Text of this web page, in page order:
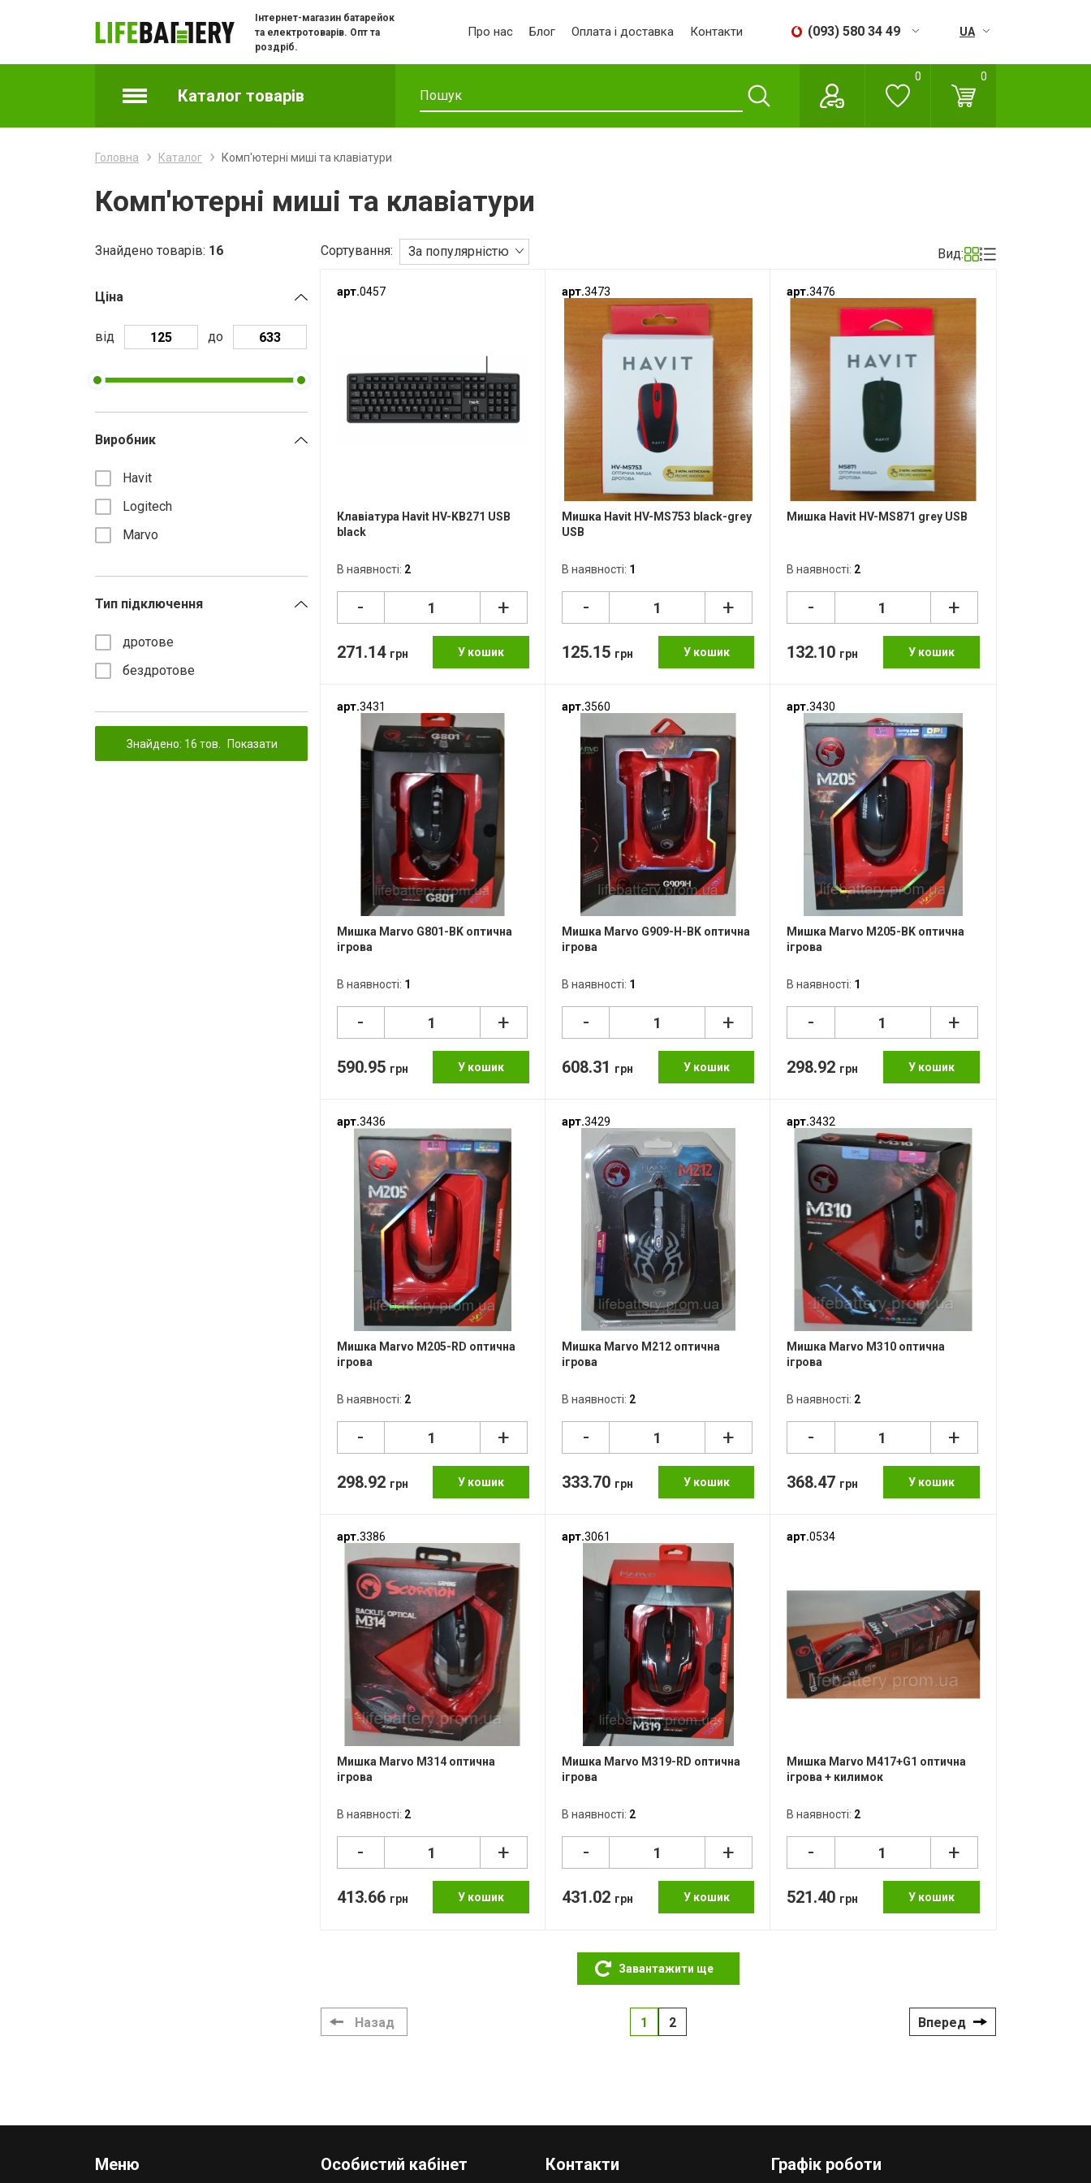
Інтернет-магазин батарейок
та електротоварів. Опт та
роздріб.
Про нас Блог Оплата і доставка Контакти (093) 580 34 49
Пн - Сб:
09:00 - 18:00
Нд: Вихідний
UA
Каталог товарів
Батарейки
Кабелі
Всі розділи
0 0
Головна Каталог Комп'ютерні миші та клавіатури
Комп'ютерні миші та клавіатури
Знайдено товарів: 16 Сортування: За популярністю Вид:
Ціна
від до
Виробник
Havit
Logitech
Marvo
Тип підключення
дротове
бездротове
Знайдено: 16 тов. Показати
арт.0457
Клавіатура Havit HV-KB271 USB
black
В наявності: 2
- +
271.14 грн У кошик
арт.3473
Мишка Havit HV-MS753 black-grey
USB
В наявності: 1
- +
125.15 грн У кошик
арт.3476
Мишка Havit HV-MS871 grey USB
В наявності: 2
- +
132.10 грн У кошик
арт.3431
Мишка Marvo G801-BK оптична
ігрова
В наявності: 1
- +
590.95 грн У кошик
арт.3560
Мишка Marvo G909-H-BK оптична
ігрова
В наявності: 1
- +
608.31 грн У кошик
арт.3430
Мишка Marvo M205-BK оптична
ігрова
В наявності: 1
- +
298.92 грн У кошик
арт.3436
Мишка Marvo M205-RD оптична
ігрова
В наявності: 2
- +
298.92 грн У кошик
арт.3429
Мишка Marvo M212 оптична
ігрова
В наявності: 2
- +
333.70 грн У кошик
арт.3432
Мишка Marvo M310 оптична
ігрова
В наявності: 2
- +
368.47 грн У кошик
арт.3386
Мишка Marvo M314 оптична
ігрова
В наявності: 2
- +
413.66 грн У кошик
арт.3061
Мишка Marvo M319-RD оптична
ігрова
В наявності: 2
- +
431.02 грн У кошик
арт.0534
Мишка Marvo M417+G1 оптична
ігрова + килимок
В наявності: 2
- +
521.40 грн У кошик
Завантажити ще
Назад 1 2 Вперед
Меню Особистий кабінет Контакти Графік роботи